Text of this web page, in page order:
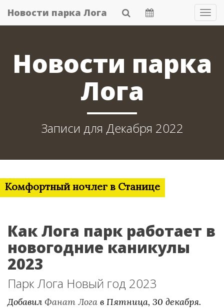
Skip
to
Новости парка Лога
Новости парка
Лога
Записи для Декабря 2022
Комфортный ночлег в Станице
Как Лога парк работает в
новогодние каникулы
2023
Парк Лога Новый год 2023
Добавил Фанат Лога в Пятница, 30 декабря.